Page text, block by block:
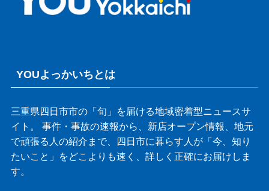
YOUよっかいちとは
三重県四日市市の「旬」を届ける地域密着型ニュースサ
イト。 事件・事故の速報から、新店オープン情報、地元
で頑張る人の紹介まで、四日市に暮らす人が「今、知り
たいこと」をどこよりも速く、詳しく正確にお届けしま
す。